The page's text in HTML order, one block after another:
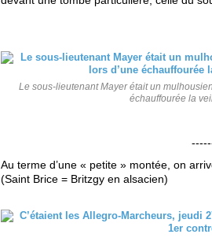
Le sous-lieutenant Mayer était un
échauffourée la
Au terme d’une « petite » montée, on
(Saint Brice = Britzgy en alsacien)